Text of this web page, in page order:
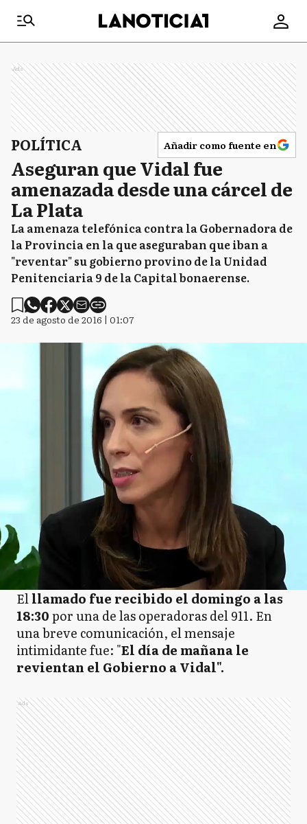
Ads
POLÍTICA Añadir como fuente en
Aseguran que Vidal fue
amenazada desde una cárcel de
La Plata
La amenaza telefónica contra la Gobernadora de
la Provincia en la que aseguraban que iban a
"reventar" su gobierno provino de la Unidad
Penitenciaria 9 de la Capital bonaerense.
23 de agosto de 2016 | 01:07
Elllamado fue recibido el domingo a las
18:30por una de las operadoras del 911. En
una breve comunicación, el mensaje
intimidante fue: "El día de mañana le
revientan el Gobierno a Vidal".
Ads